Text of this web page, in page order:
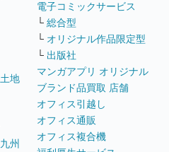
土地
九州
電子コミックサービス
└ 総合型
└ オリジナル作品限定型
└ 出版社
マンガアプリ オリジナル
ブランド品買取 店舗
オフィス引越し
オフィス通販
オフィス複合機